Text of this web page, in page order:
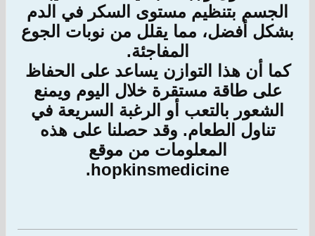
الجسم بتنظيم مستوى السكر في الدم
بشكل أفضل، مما يقلل من نوبات الجوع
المفاجئة.
كما أن هذا التوازن يساعد على الحفاظ
على طاقة مستقرة خلال اليوم ويمنع
الشعور بالتعب أو الرغبة السريعة في
تناول الطعام. وقد حصلنا على هذه
المعلومات من موقع
hopkinsmedicine.